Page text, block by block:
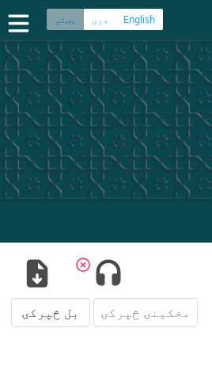
English دری پښتو
سپیڅلی کتاب په پښتو ژبه
مخکینۍ څپرکۍ بل څپرکۍ